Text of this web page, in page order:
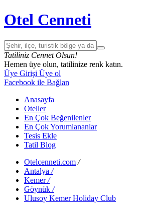
Otel Cenneti
Tatiliniz Cennet Olsun!
Hemen üye olun, tatilinize renk katın.
Üye Girişi Üye ol
Facebook ile Bağlan
Anasayfa
Oteller
En Çok Beğenilenler
En Çok Yorumlananlar
Tesis Ekle
Tatil Blog
Otelcenneti.com /
Antalya /
Kemer /
Göynük /
Ulusoy Kemer Holiday Club